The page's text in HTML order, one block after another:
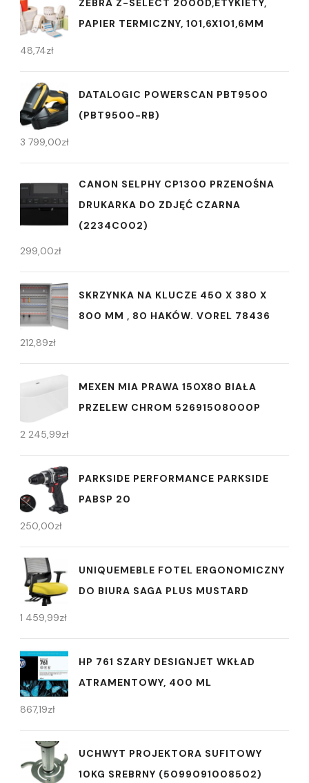
ZEBRA Z-SELECT 2000D,ETYKIETY,
PAPIER TERMICZNY, 101,6X101,6MM
48,74zł
DATALOGIC POWERSCAN PBT9500
(PBT9500-RB)
3 799,00zł
CANON SELPHY CP1300 PRZENOŚNA
DRUKARKA DO ZDJĘĆ CZARNA
(2234C002)
299,00zł
SKRZYNKA NA KLUCZE 450 X 380 X
800 MM , 80 HAKÓW. VOREL 78436
212,89zł
MEXEN MIA PRAWA 150X80 BIAŁA
PRZELEW CHROM 52691508000P
2 245,99zł
PARKSIDE PERFORMANCE PARKSIDE
PABSP 20
250,00zł
UNIQUEMEBLE FOTEL ERGONOMICZNY
DO BIURA SAGA PLUS MUSTARD
1 459,99zł
HP 761 SZARY DESIGNJET WKŁAD
ATRAMENTOWY, 400 ML
867,19zł
UCHWYT PROJEKTORA SUFITOWY
10KG SREBRNY (5099091008502)